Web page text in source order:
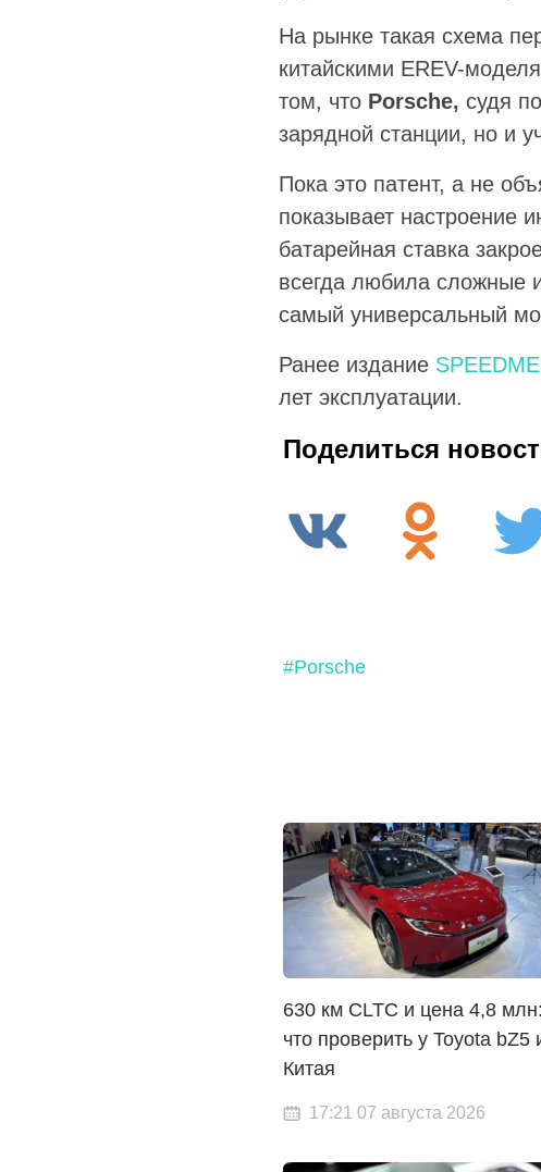
На рынке такая схема
китайскими EREV-
том, что Porsche, судя
зарядной станции, но и
Пока это патент, а не
показывает настроение
батарейная ставка
всегда любила сложные
самый универсальный
Ранее издание
лет эксплуатации.
Поделиться
#Porsche
630 км CLTC и цена 4,8 млн:
что проверить у Toyota bZ5
Китая
17:21 07 августа 2026